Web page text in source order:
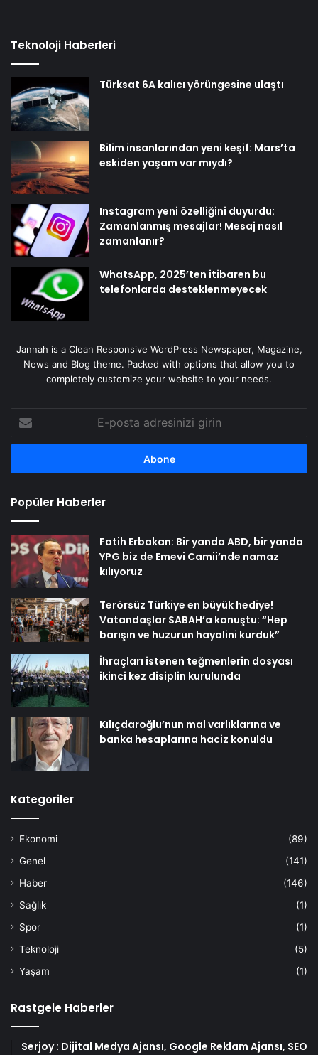
Teknoloji Haberleri
Türksat 6A kalıcı yörüngesine ulaştı
Bilim insanlarından yeni keşif: Mars’ta
eskiden yaşam var mıydı?
Instagram yeni özelliğini duyurdu:
Zamanlanmış mesajlar! Mesaj nasıl
zamanlanır?
WhatsApp, 2025’ten itibaren bu
telefonlarda desteklenmeyecek
Jannah is a Clean Responsive WordPress Newspaper, Magazine,
News and Blog theme. Packed with options that allow you to
completely customize your website to your needs.
posta
adresinizi
Popüler Haberler
Fatih Erbakan: Bir yanda ABD, bir yanda
YPG biz de Emevi Camii’nde namaz
kılıyoruz
Terörsüz Türkiye en büyük hediye!
Vatandaşlar SABAH’a konuştu: “Hep
barışın ve huzurun hayalini kurduk”
İhraçları istenen teğmenlerin dosyası
ikinci kez disiplin kurulunda
Kılıçdaroğlu’nun mal varlıklarına ve
banka hesaplarına haciz konuldu
Kategoriler
Ekonomi
(89)
Genel
(141)
Haber
(146)
Sağlık
(1)
Spor
(1)
Teknoloji
(5)
Yaşam
(1)
Rastgele Haberler
Serjoy : Dijital Medya Ajansı, Google Reklam Ajansı, SEO